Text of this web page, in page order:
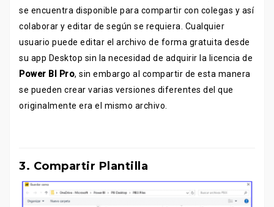
se encuentra disponible para compartir con colegas y así
colaborar y editar de según se requiera. Cualquier
usuario puede editar el archivo de forma gratuita desde
su app Desktop sin la necesidad de adquirir la licencia de
Power BI Pro, sin embargo al compartir de esta manera
se pueden crear varias versiones diferentes del que
originalmente era el mismo archivo.
3. Compartir Plantilla